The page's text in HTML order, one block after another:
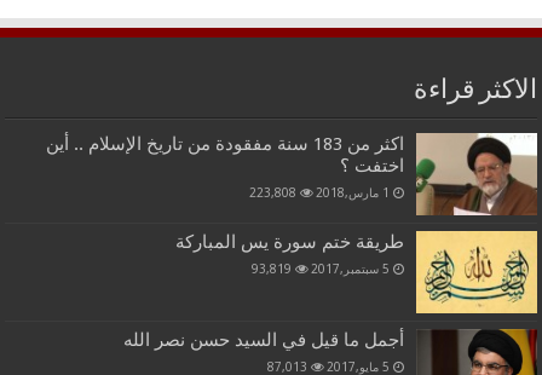
الاكثر قراءة
اكثر من 183 سنة مفقودة من تاريخ الإسلام .. أين
اختفت ؟
1 مارس,2018 223,808
طريقة ختم سورة يس المباركة
5 سبتمبر,2017 93,819
أجمل ما قيل في السيد حسن نصر الله
5 مايو,2017 87,013